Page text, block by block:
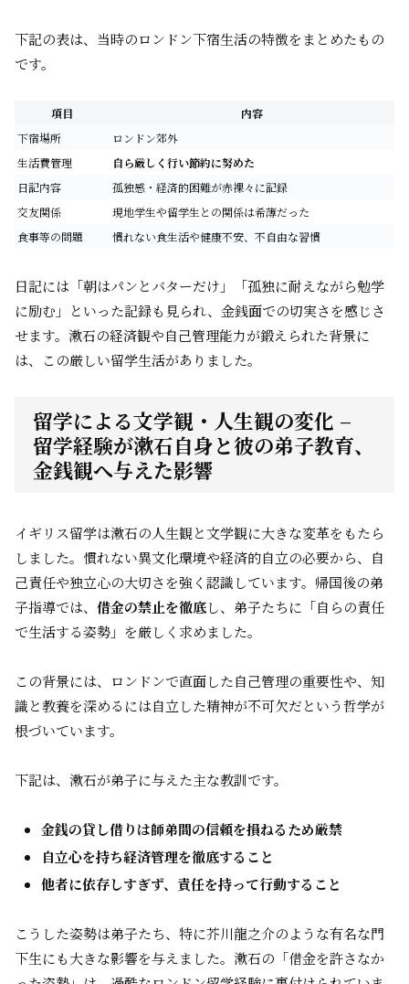
下記の表は、当時のロンドン下宿生活の特徴をまとめたもの
です。
項目
内容
下宿場所
ロンドン郊外
生活費管理
自ら厳しく行い節約に努めた
日記内容
孤独感・経済的困難が赤裸々に記録
交友関係
現地学生や留学生との関係は希薄だった
食事等の問題
慣れない食生活や健康不安、不自由な習慣
日記には「朝はパンとバターだけ」「孤独に耐えながら勉学
に励む」といった記録も見られ、金銭面での切実さを感じさ
せます。漱石の経済観や自己管理能力が鍛えられた背景に
は、この厳しい留学生活がありました。
留学による文学観・人生観の変化 –
留学経験が漱石自身と彼の弟子教育、
金銭観へ与えた影響
イギリス留学は漱石の人生観と文学観に大きな変革をもたら
しました。慣れない異文化環境や経済的自立の必要から、自
己責任や独立心の大切さを強く認識しています。帰国後の弟
子指導では、 借金の禁止を徹底し、弟子たちに「自らの責任
で生活する姿勢」を厳しく求めました。
この背景には、ロンドンで直面した自己管理の重要性や、知
識と教養を深めるには自立した精神が不可欠だという哲学が
根づいています。
下記は、漱石が弟子に与えた主な教訓です。
金銭の貸し借りは師弟間の信頼を損ねるため厳禁
自立心を持ち経済管理を徹底すること
他者に依存しすぎず、責任を持って行動すること
こうした姿勢は弟子たち、特に芥川龍之介のような有名な門
下生にも大きな影響を与えました。漱石の「借金を許さなか